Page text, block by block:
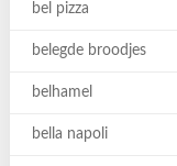
bel pizza
belegde broodjes
belhamel
bella napoli